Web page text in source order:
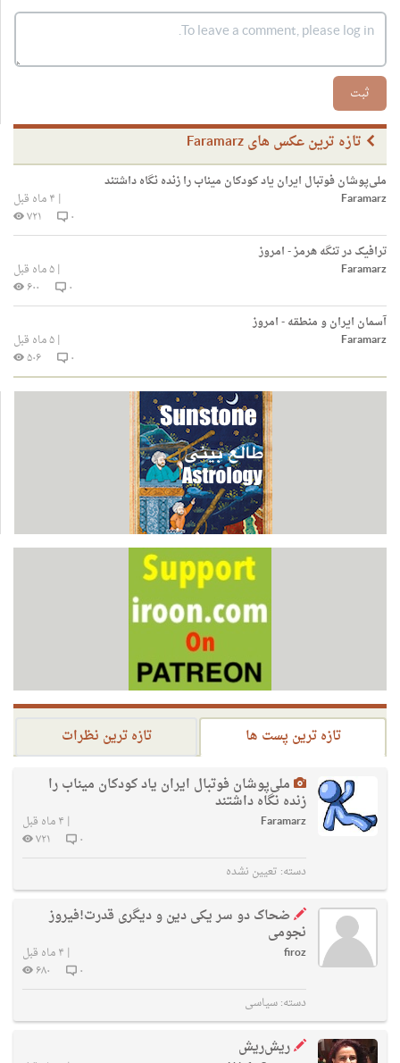
ثبت
تازه ترین عکس های Faramarz
ملی‌پوشان فوتبال ایران یاد کودکان میناب را زنده نگاه داشتند
Faramarz
| ۴ ماه قبل
۰
۷۲۱
ترافیک در تنگه هرمز - امروز
Faramarz
|۵ ماه قبل
۰
۶۰۰
آسمان ایران و منطقه - امروز
Faramarz
|۵ ماه قبل
۰
۵۰۶
تازه ترین پست ها
تازه ترین نظرات
ملی‌پوشان فوتبال ایران یاد کودکان میناب را
زنده نگاه داشتند
Faramarz
| ۴ ماه قبل
۰
۷۲۱
دسته: تعیین نشده
ضحاک دو سر یکی دین و دیگری قدرت!فیروز
نجومی
firoz
| ۴ ماه قبل
۰
۶۸۰
دسته:سیاسی
ریش‌ریش